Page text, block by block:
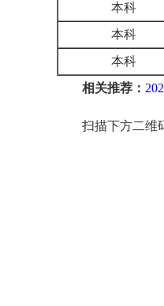
本科
本科
本科
相关推荐：
扫描下方二维